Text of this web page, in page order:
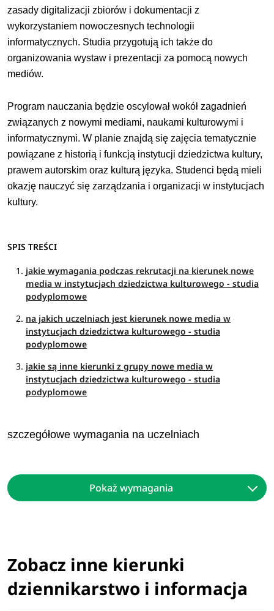
zasady digitalizacji zbiorów i dokumentacji z
wykorzystaniem nowoczesnych technologii
informatycznych. Studia przygotują ich także do
organizowania wystaw i prezentacji za pomocą nowych
mediów.
Program nauczania będzie oscylował wokół zagadnień
związanych z nowymi mediami, naukami kulturowymi i
informatycznymi. W planie znajdą się zajęcia tematycznie
powiązane z historią i funkcją instytucji dziedzictwa kultury,
prawem autorskim oraz kulturą języka. Studenci będą mieli
okazję nauczyć się zarządzania i organizacji w instytucjach
kultury.
SPIS TREŚCI
jakie wymagania podczas rekrutacji na kierunek nowe
media w instytucjach dziedzictwa kulturowego - studia
podyplomowe
na jakich uczelniach jest kierunek nowe media w
instytucjach dziedzictwa kulturowego - studia
podyplomowe
jakie są inne kierunki z grupy nowe media w
instytucjach dziedzictwa kulturowego - studia
podyplomowe
szczegółowe wymagania na uczelniach
Pokaż wymagania
Zobacz inne kierunki
dziennikarstwo i informacja